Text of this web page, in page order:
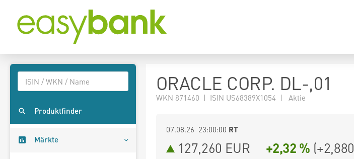
Produktfinder
Märkte
ORACLE CORP. DL-,01
WKN 871460 | ISIN US68389X1054 | Aktie
07.08.26 23:00:00 RT
127,260 EUR +2,32 % (+2,880